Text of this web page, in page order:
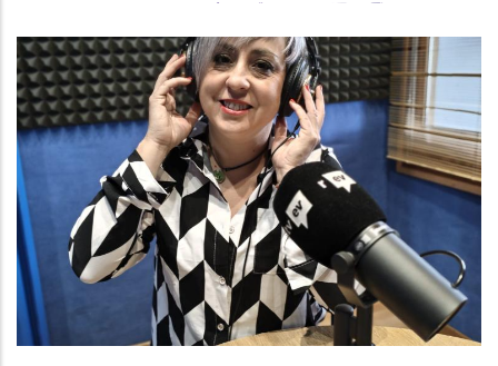
Baix Penedès Al Dia Amb Núria
González, Gerent Del Consell
Comarcal
Altres
Medi
P. econòmica
Turisme